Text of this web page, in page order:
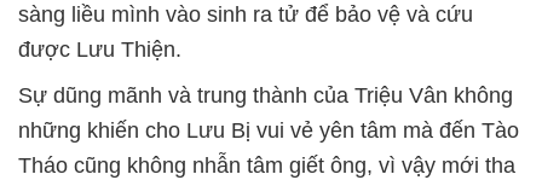
sàng liều mình vào sinh ra tử để bảo vệ và cứu
được Lưu Thiện.
Sự dũng mãnh và trung thành của Triệu Vân không
những khiến cho Lưu Bị vui vẻ yên tâm mà đến Tào
Tháo cũng không nhẫn tâm giết ông, vì vậy mới tha